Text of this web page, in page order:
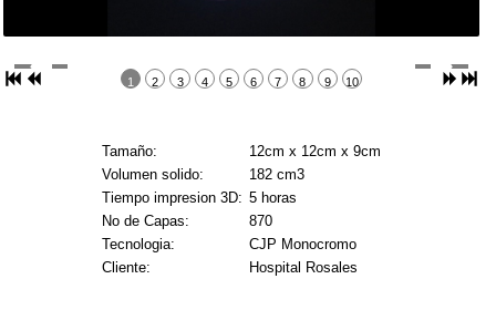
1 2 3 4 5 6 7 8 9 10
Tamaño:
12cm x 12cm x 9cm
Volumen solido:
182 cm3
Tiempo impresion 3D: 5 horas
No de Capas:
870
Tecnologia:
CJP Monocromo
Cliente:
Hospital Rosales